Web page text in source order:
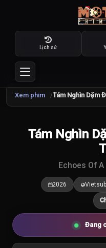
Lịch sử
Xem phim Tám Nghìn Dặm
Tám Nghìn
Echoes Of
2026 Vietsub
Đang